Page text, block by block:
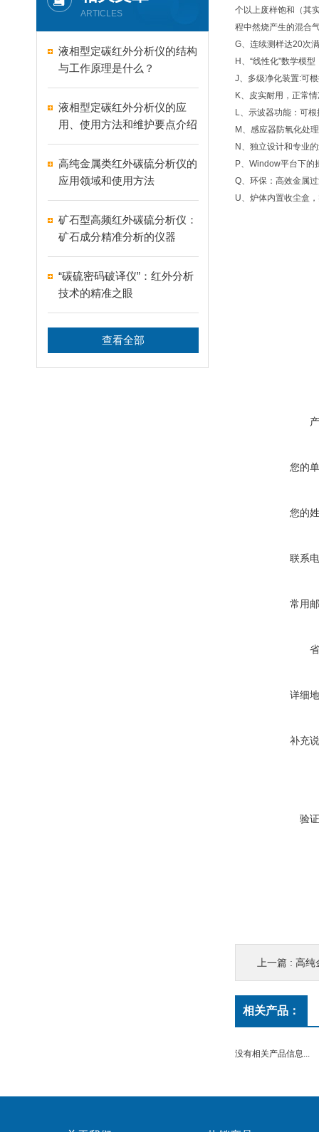
ARTICLES
液相型定碳红外分析仪的结构
与工作原理是什么？
液相型定碳红外分析仪的应
用、使用方法和维护要点介绍
高纯金属类红外碳硫分析仪的
应用领域和使用方法
矿石型高频红外碳硫分析仪：
矿石成分精准分析的仪器
“碳硫密码破译仪”：红外分析
技术的精准之眼
查看全部
个以上废样饱和（其
程中然烧产生的混合
G、连续测样达20次
H、“线性化"数学模
J、多级净化装置:可
K、皮实耐用，正常
L、示波器功能：可
M、感应器防氧化处
N、独立设计和专业
P、Window平台下的
Q、环保：高效金属
U、炉体内置收尘盒
您的
您的
联系
常用
详细
补充
验
上一篇 : 高纯
相关产品：
没有相关产品信息...